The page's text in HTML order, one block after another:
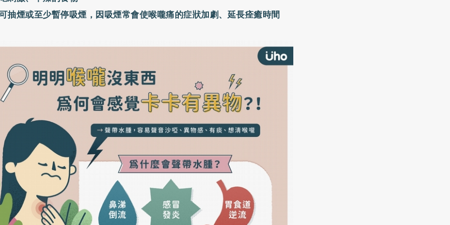
抽煙或至少暫停吸煙，因吸煙常會使喉嚨痛的症狀加劇、延長痊癒時間